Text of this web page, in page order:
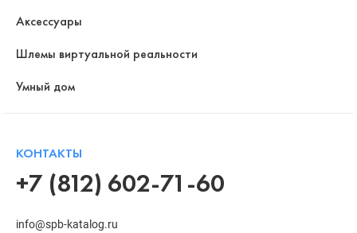
Аксессуары
Шлемы виртуальной реальности
Умный дом
КОНТАКТЫ
+7 (812) 602-71-60
info@spb-katalog.ru